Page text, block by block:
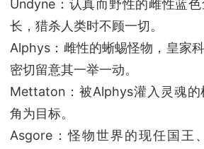
Undyne：认真而野性的雌性蓝
长，猎杀人类时不顾一切。
Alphys：雌性的蜥蜴怪物，皇家
密切留意其一举一动。
Mettaton：被Alphys灌入灵魂的
角为目标。
Asgore：怪物世界的现任国王